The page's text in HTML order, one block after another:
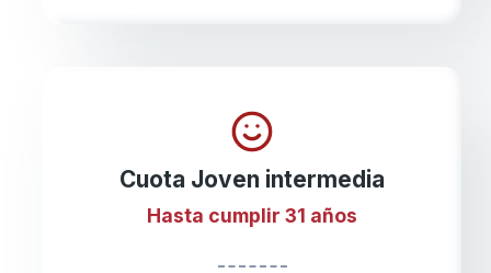
Cuota Joven intermedia
Hasta cumplir 31 años